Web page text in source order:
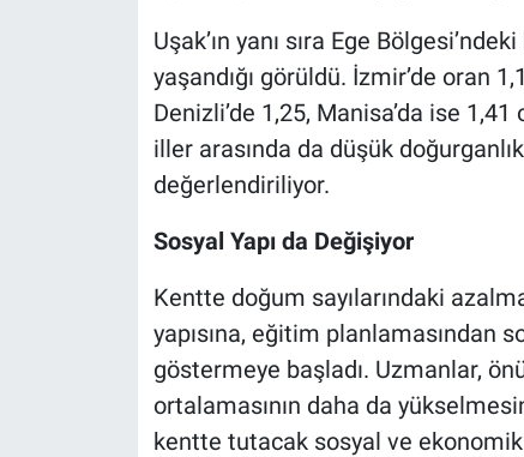
Uşak’ın yanı sıra Ege
yaşandığı görüldü. İzmir’de oran
Denizli’de 1,25, Manisa’da ise
iller arasında da düşük
değerlendiriliyor.
Sosyal Yapı da Değişiyor
Kentte doğum sayılarındaki
yapısına, eğitim planlamasından
göstermeye başladı. Uzmanlar,
ortalamasının daha da
kentte tutacak sosyal ve